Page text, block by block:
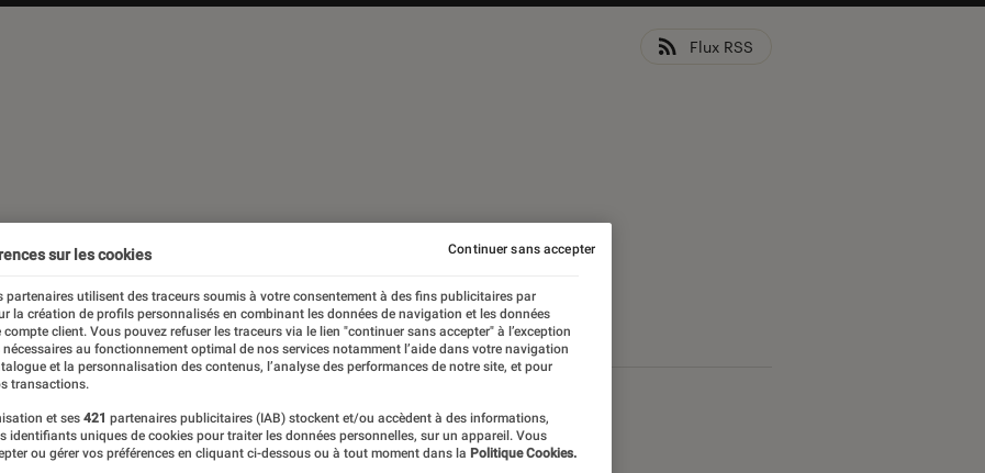
Flux RSS
Sélections et guides
sur les cookies
partenaires utilisent des traceurs soumis à votre consentement à des fins publicitaires par
la création de profils personnalisés en combinant les données de navigation et les données
compte client. Vous pouvez refuser les traceurs via le lien "continuer sans accepter" à l’exception
nécessaires au fonctionnement optimal de nos services notamment l’aide dans votre navigation
et la personnalisation des contenus, l’analyse des performances de notre site, et pour
transactions.
et ses 421 partenaires publicitaires (IAB) stockent et/ou accèdent à des informations,
identifiants uniques de cookies pour traiter les données personnelles, sur un appareil. Vous
ou gérer vos préférences en cliquant ci-dessous ou à tout moment dans la Politique Cookies.
Continuer sans accepter